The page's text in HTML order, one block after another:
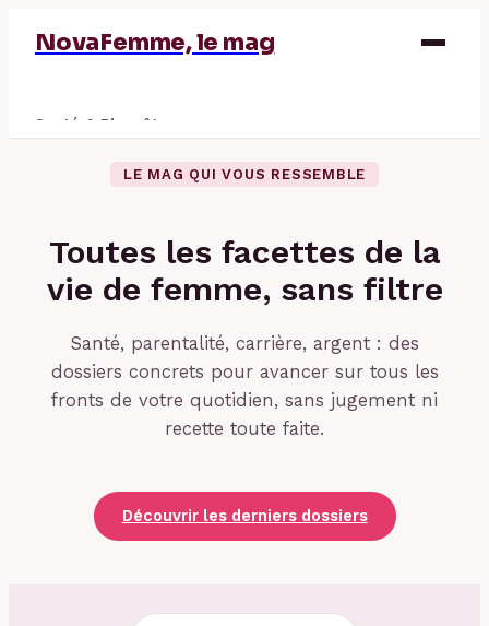
NovaFemme, le mag
Santé & Bien-être
Finance
LE MAG QUI VOUS RESSEMBLE
Toutes les facettes de la
vie de femme, sans filtre
Santé, parentalité, carrière, argent : des
dossiers concrets pour avancer sur tous les
fronts de votre quotidien, sans jugement ni
recette toute faite.
Découvrir les derniers dossiers